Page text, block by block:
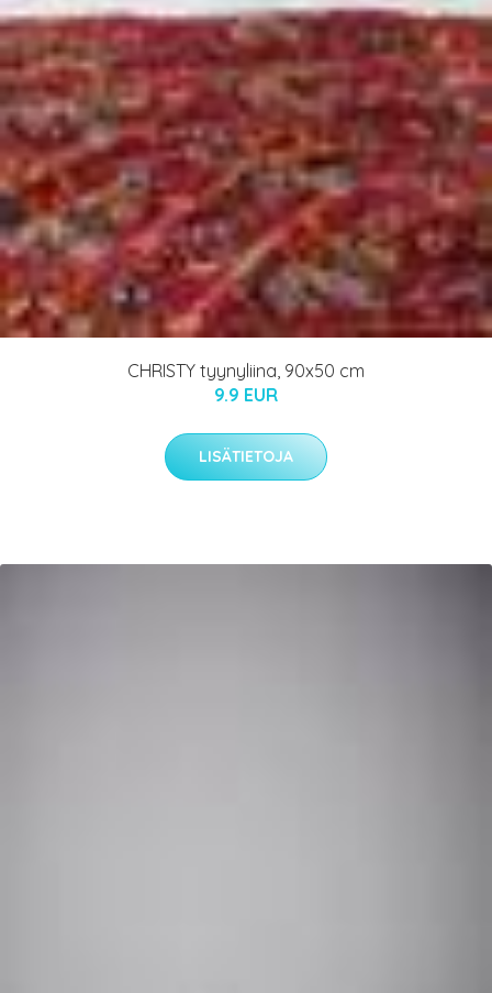
CHRISTY tyynyliina, 90x50 cm
9.9 EUR
LISÄTIETOJA